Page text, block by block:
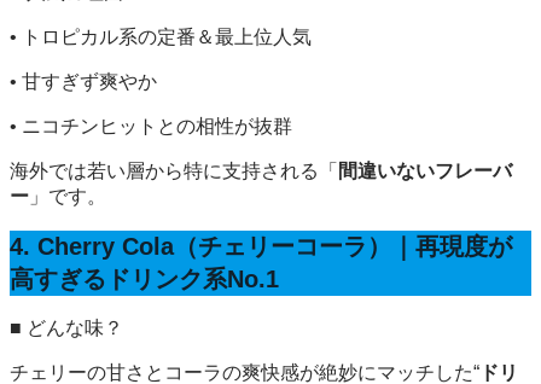
• トロピカル系の定番＆最上位人気
• 甘すぎず爽やか
• ニコチンヒットとの相性が抜群
海外では若い層から特に支持される「 間違いないフレーバ
ー 」です。
4. Cherry Cola（チェリーコーラ）｜再現度が
高すぎるドリンク系No.1
■ どんな味？
チェリーの甘さとコーラの爽快感が絶妙にマッチした“ ドリ